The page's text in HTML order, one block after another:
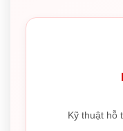
Kỹ thuật hỗ